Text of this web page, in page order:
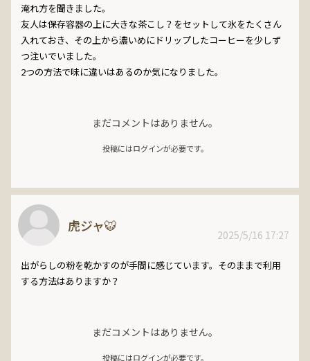
淹れ方を聞きました。
友人は保存容器の上に大きな茶こし？をセットして氷をたくさん
入れておき、その上から濃いめにドリップしたコーヒーを少しず
つ注いでいました。
2つの方法で味に違いはあるのか気になりました。
まだコメントはありません。
投稿にはログインが必要です。
虎ジャ🐯
出がらしの粉を乾かすのが手間に感じています。そのままで利用
する方法はありますか？
2025/5/16 17:27
まだコメントはありません。
投稿にはログインが必要です。